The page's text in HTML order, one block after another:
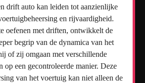
drift auto kan leiden tot aanzienlijke
en rijvaardigheid.
oefenen met driften, ontwikkelt de
begrip van de dynamica van het
of zij omgaan met verschillende
op een gecontroleerde manier. Deze
van het voertuig kan niet alleen de